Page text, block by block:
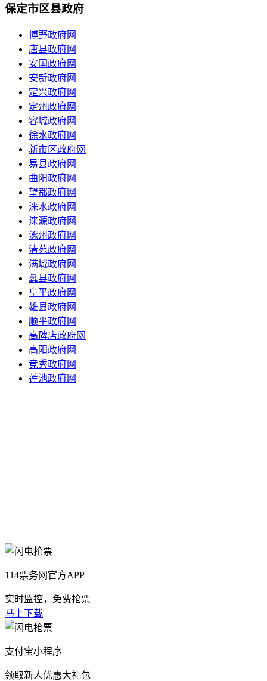
保定市区县政府
博野政府网
唐县政府网
安国政府网
安新政府网
定兴政府网
定州政府网
容城政府网
徐水政府网
新市区政府网
易县政府网
曲阳政府网
望都政府网
涞水政府网
涞源政府网
涿州政府网
清苑政府网
满城政府网
蠡县政府网
阜平政府网
雄县政府网
顺平政府网
高碑店政府网
高阳政府网
竞秀政府网
莲池政府网
114票务网官方APP
实时监控，免费抢票
马上下载
支付宝小程序
领取新人优惠大礼包